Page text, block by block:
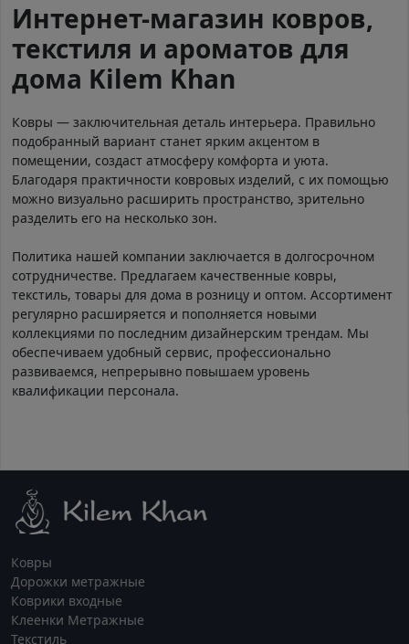
Интернет-магазин ковров,
текстиля и ароматов для
дома Kilem Khan
Ковры — заключительная деталь интерьера. Правильно
подобранный вариант станет ярким акцентом в
помещении, создаст атмосферу комфорта и уюта.
Благодаря практичности ковровых изделий, с их помощью
можно визуально расширить пространство, зрительно
разделить его на несколько зон.
Политика нашей компании заключается в долгосрочном
сотрудничестве. Предлагаем качественные ковры,
текстиль, товары для дома в розницу и оптом. Ассортимент
регулярно расширяется и пополняется новыми
коллекциями по последним дизайнерским трендам. Мы
обеспечиваем удобный сервис, профессионально
развиваемся, непрерывно повышаем уровень
квалификации персонала.
Ковры
Дорожки метражные
Коврики входные
Клеенки Метражные
Текстиль